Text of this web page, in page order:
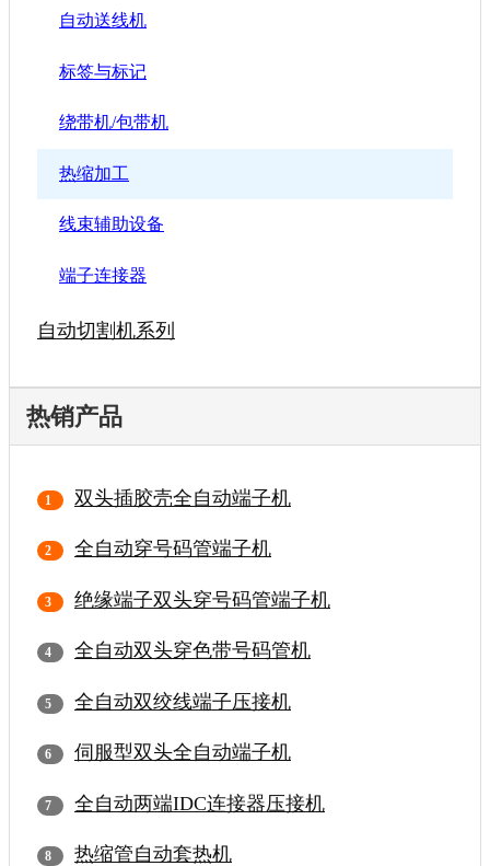
自动送线机
标签与标记
绕带机/包带机
热缩加工
线束辅助设备
端子连接器
自动切割机系列
热销产品
双头插胶壳全自动端子机
全自动穿号码管端子机
绝缘端子双头穿号码管端子机
全自动双头穿色带号码管机
全自动双绞线端子压接机
伺服型双头全自动端子机
全自动两端IDC连接器压接机
热缩管自动套热机